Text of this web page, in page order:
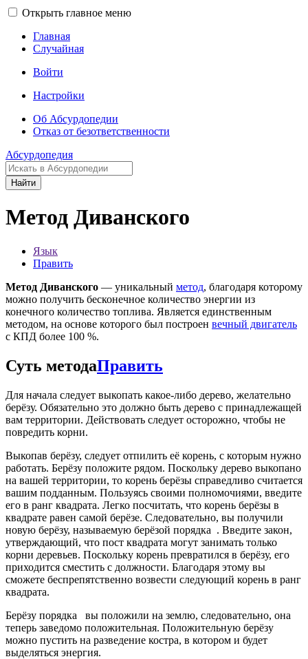
Открыть главное меню
Главная
Случайная
Войти
Настройки
Об Абсурдопедии
Отказ от безответственности
Абсурдопедия
Найти
Метод Диванского
Язык
Править
Метод Диванского — уникальный метод, благодаря которому
можно получить бесконечное количество энергии из
конечного количество топлива. Является единственным
методом, на основе которого был построен вечный двигатель
с КПД более 100 %.
Суть методаПравить
Для начала следует выкопать какое-либо дерево, желательно
берёзу. Обязательно это должно быть дерево с принадлежащей
вам территории. Действовать следует осторожно, чтобы не
повредить корни.
Выкопав берёзу, следует отпилить её корень, с которым нужно
работать. Берёзу положите рядом. Поскольку дерево выкопано
на вашей территории, то корень берёзы справедливо считается
вашим подданным. Пользуясь своими полномочиями, введите
его в ранг квадрата. Легко посчитать, что корень берёзы в
квадрате равен самой берёзе. Следовательно, вы получили
новую берёзу, называемую берёзой порядка . Введите закон,
утверждающий, что пост квадрата могут занимать только
корни деревьев. Поскольку корень превратился в берёзу, его
приходится сместить с должности. Благодаря этому вы
сможете беспрепятственно возвести следующий корень в ранг
квадрата.
Берёзу порядка
вы положили на землю, следовательно, она
теперь заведомо положительная. Положительную берёзу
можно пустить на разведение костра, в котором и будет
выделяться энергия.